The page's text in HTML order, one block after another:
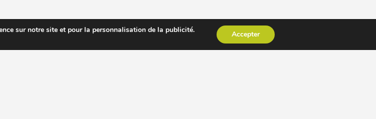
sur notre site et pour la personnalisation de la publicité.
Accepter